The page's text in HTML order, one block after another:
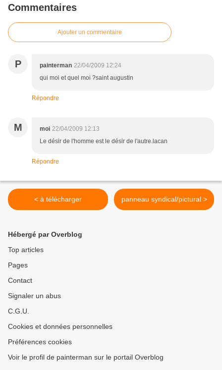
Commentaires
Ajouter un commentaire
P painterman 22/04/2009 12:24
qui moi et quel moi ?saint augustin
Répondre
M moi 22/04/2009 12:13
Le désir de l'homme est le désir de l'autre.lacan
Répondre
< à télécharger panneau syndical/pictural >
Hébergé par Overblog
Top articles
Pages
Contact
Signaler un abus
C.G.U.
Cookies et données personnelles
Préférences cookies
Voir le profil de painterman sur le portail Overblog